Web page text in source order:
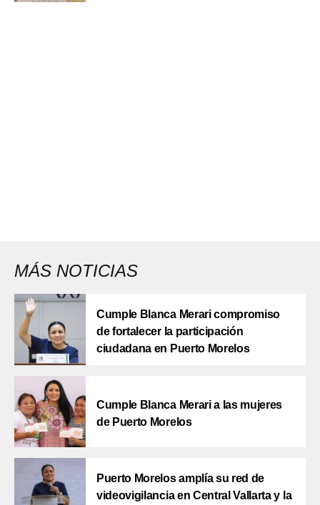
MÁS NOTICIAS
Cumple Blanca Merari compromiso
de fortalecer la participación
ciudadana en Puerto Morelos
Cumple Blanca Merari a las mujeres
de Puerto Morelos
Puerto Morelos amplía su red de
videovigilancia en Central Vallarta y la